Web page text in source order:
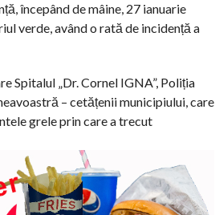
începând de mâine, 27 ianuarie
verde, având o rată de incidență a
„Dr. Cornel IGNA”, Poliția
– cetățenii municipiului, care
grele prin care a trecut